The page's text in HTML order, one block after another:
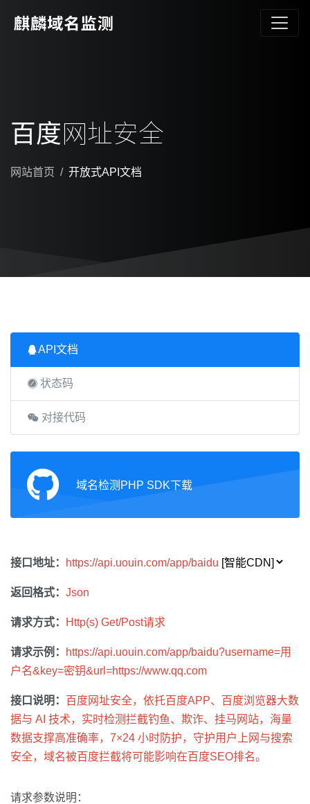
百度网址安全
网站首页 开放式API文档
API文档
状态码
对接代码
域名检测PHP SDK下载
接口地址： https://api.uouin.com/app/baidu
返回格式： Json
请求方式： Http(s) Get/Post请求
请求示例：
https://api.uouin.com/app/baidu?username=用
户名&key=密钥&url=https://www.qq.com
接口说明： 百度网址安全，依托百度APP、百度浏览器大数
据与 AI 技术，实时检测拦截钓鱼、欺诈、挂马网站，海量
数据支撑高准确率，7×24 小时防护，守护用户上网与搜索
安全，域名被百度拦截将可能影响在百度SEO排名。
请求参数说明：